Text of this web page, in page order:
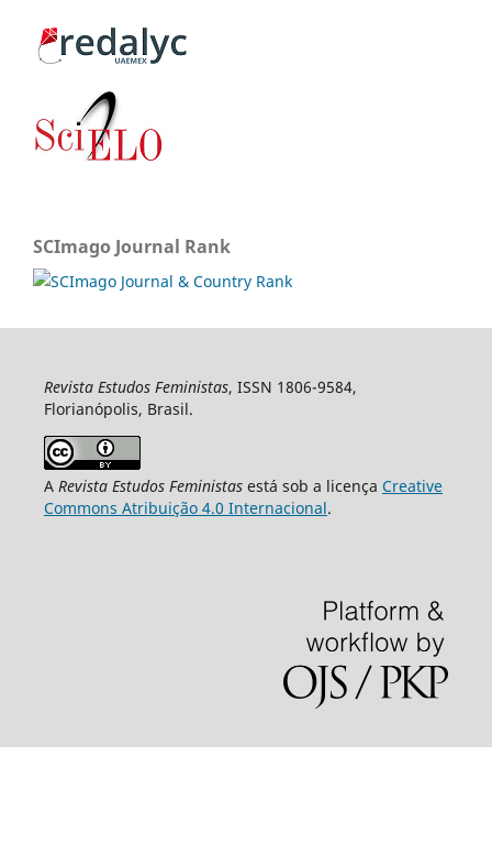
SCImago Journal Rank
Revista Estudos Feministas, ISSN 1806-9584,
Florianópolis, Brasil.
A Revista Estudos Feministasestá sob a licença Creative
Commons Atribuição 4.0 Internacional.